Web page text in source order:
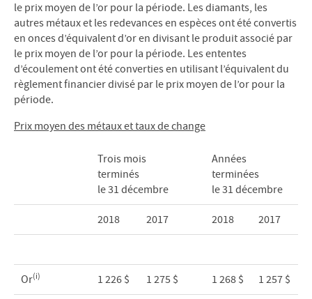
le prix moyen de l’or pour la période. Les diamants, les
autres métaux et les redevances en espèces ont été convertis
en onces d’équivalent d’or en divisant le produit associé par
le prix moyen de l’or pour la période. Les ententes
d’écoulement ont été converties en utilisant l’équivalent du
règlement financier divisé par le prix moyen de l’or pour la
période.
Prix moyen des métaux et taux de change
Trois mois
terminés
le 31 décembre
Années
terminées
le 31 décembre
2018 2017 2018 2017
Or(i) 1 226 $ 1 275 $ 1 268 $ 1 257 $